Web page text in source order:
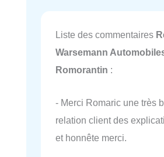
Liste des commentaires
Warsemann
Romorantin :
- Merci Romaric une très
relation client des
et honnête merci.